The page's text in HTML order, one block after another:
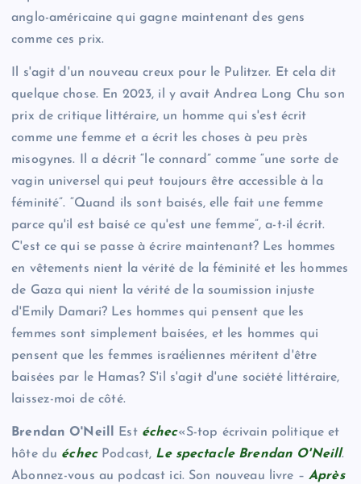
anglo-américaine qui gagne maintenant des gens
comme ces prix.
Il s'agit d'un nouveau creux pour le Pulitzer. Et cela dit
quelque chose. En 2023, il y avait Andrea Long Chu son
prix de critique littéraire, un homme qui s'est écrit
comme une femme et a écrit les choses à peu près
misogynes. Il a décrit “le connard” comme “une sorte de
vagin universel qui peut toujours être accessible à la
féminité”. “Quand ils sont baisés, elle fait une femme
parce qu'il est baisé ce qu'est une femme”, a-t-il écrit.
C'est ce qui se passe à écrire maintenant? Les hommes
en vêtements nient la vérité de la féminité et les hommes
de Gaza qui nient la vérité de la soumission injuste
d'Emily Damari? Les hommes qui pensent que les
femmes sont simplement baisées, et les hommes qui
pensent que les femmes israéliennes méritent d'être
baisées par le Hamas? S'il s'agit d'une société littéraire,
laissez-moi de côté.
Brendan O'Neill Est échec«S-top écrivain politique et
hôte du échecPodcast, Le spectacle Brendan O'Neill.
Abonnez-vous au podcast ici. Son nouveau livre – Après